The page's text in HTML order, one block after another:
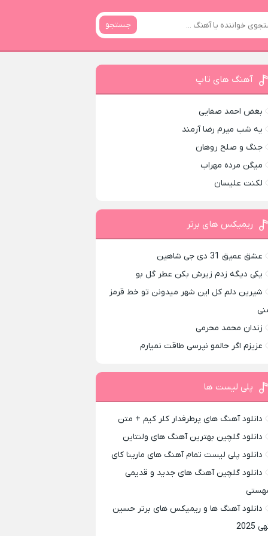
جستجو
آهنگ های تاپ
بغض احمد صفایی
یه شب میرم رضا آرمند
جنگ و صلح روهان
میگن مرده مهراب
لکنت علیسان
ریمیکس های برتر
عشق عمیق 31 دی جی شاهین
یکی دیگه زدم زیرش بکن عطر گل بو
شیرین دلم کل این شهر میدونن تو خط قرمز
زندان محمد محرمی
عزیزم اگر حالمو نپرسی طاقت نمیارم
پلی لیست ها
دانلود آهنگ های پرطرفدار کلر کیم + متن
دانلود گلچین بهترین آهنگ های ولنتاین
دانلود پلی لیست تمام آهنگ های مارینا کای
دانلود گلچین آهنگ های جدید و قدیمی
دانلود آهنگ ها و ریمیکس های برتر حسین
2025